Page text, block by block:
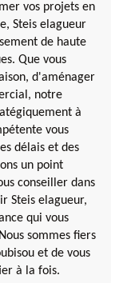
vos projets en
Steis elagueur
de haute
Que vous
d'aménager
notre
à
vous
délais et des
un point
conseiller dans
Steis elagueur,
qui vous
sommes fiers
et de vous
à la fois.